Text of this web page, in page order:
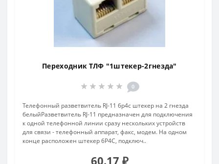
Переходник ТЛФ "1штекер-2гнезда"
0
Телефонный разветвитель RJ-11 6p4c штекер на 2 гнезда
белыйРазветвитель RJ-11 предназначен для подключения
к одной телефонной линии сразу нескольких устройств
для связи - телефонный аппарат, факс, модем. На одном
конце расположен штекер 6Р4С, подключ..
60.17 ₽